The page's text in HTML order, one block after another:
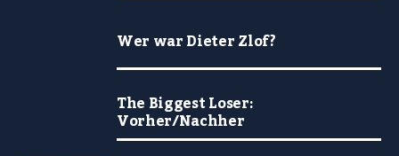
Wer war Dieter Zlof?
The Biggest Loser:
Vorher/Nachher